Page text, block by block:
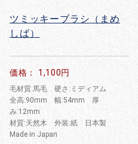
ツミッキーブラシ（まめ
しば）
価格： 1,100円
毛材質:馬毛 硬さ:ミディアム
全高:90mm 幅:54mm 厚
み:12mm
材質:天然木 外装:紙 日本製
Made in Japan